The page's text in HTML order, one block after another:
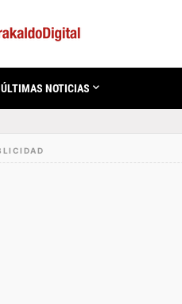
ÚLTIMAS NOTICIAS